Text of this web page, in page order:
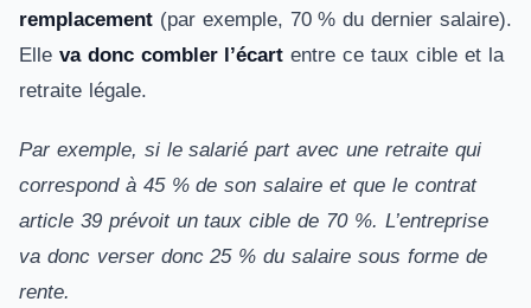
remplacement (par exemple, 70 % du dernier salaire).
Elle va donc combler l’écart entre ce taux cible et la
retraite légale.
Par exemple, si le salarié part avec une retraite qui
correspond à 45 % de son salaire et que le contrat
article 39 prévoit un taux cible de 70 %. L’entreprise
va donc verser donc 25 % du salaire sous forme de
rente.